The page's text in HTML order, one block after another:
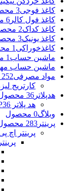
کاغذ فوجی3 محصول
کاغذ فول کالر 6 محصول
کاغذ کداک2 محصول
کاغذ یونیک3 محصول
کاغذخوراکی 1 محصول
ماشین حساب 1 محصول
ماشین حساب
مواد مصرفی252 محصول
کارتریج
هدپلاتر 36 محصول
هد پلاتر HP 36 محصول
وبلاگ0 محصول
پرینتر 283 محصول
پرینتر اچ